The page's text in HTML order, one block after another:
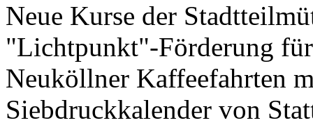
Neue Kurse der
"Lichtpunkt"-Förderung
Neuköllner Kaffeefahrten
Siebdruckkalender von